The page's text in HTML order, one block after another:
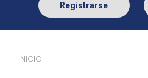
Registrarse
INICIO